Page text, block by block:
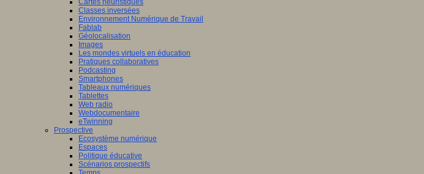
Cartes heuristiques
Classes inversées
Environnement Numérique de Travail
Fablab
Géolocalisation
Images
Les mondes virtuels en éducation
Pratiques collaboratives
Podcasting
Smartphones
Tableaux numériques
Tablettes
Web radio
Webdocumentaire
eTwinning
Prospective
Ecosystème numérique
Espaces
Politique éducative
Scénarios prospectifs